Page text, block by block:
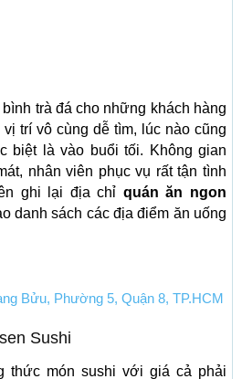
trà đá cho những khách hàng
trí vô cùng dễ tìm, lúc nào cũng
biệt là vào buổi tối. Không gian
nhân viên phục vụ rất tận tình
ghi lại địa chỉ quán ăn ngon
danh sách các địa điểm ăn uống
Bửu, Phường 5, Quận 8, TP.HCM
Sushi
thức món sushi với giá cả phải